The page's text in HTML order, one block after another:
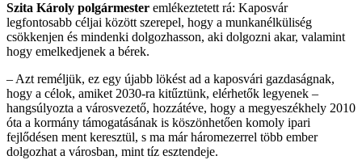
Szita Károly polgármester emlékeztetett rá: Kaposvár
legfontosabb céljai között szerepel, hogy a munkanélküliség
csökkenjen és mindenki dolgozhasson, aki dolgozni akar, valamint
hogy emelkedjenek a bérek.
– Azt reméljük, ez egy újabb lökést ad a kaposvári gazdaságnak,
hogy a célok, amiket 2030-ra kitűztünk, elérhetők legyenek –
hangsúlyozta a városvezető, hozzátéve, hogy a megyeszékhely 2010
óta a kormány támogatásának is köszönhetően komoly ipari
fejlődésen ment keresztül, s ma már háromezerrel több ember
dolgozhat a városban, mint tíz esztendeje.